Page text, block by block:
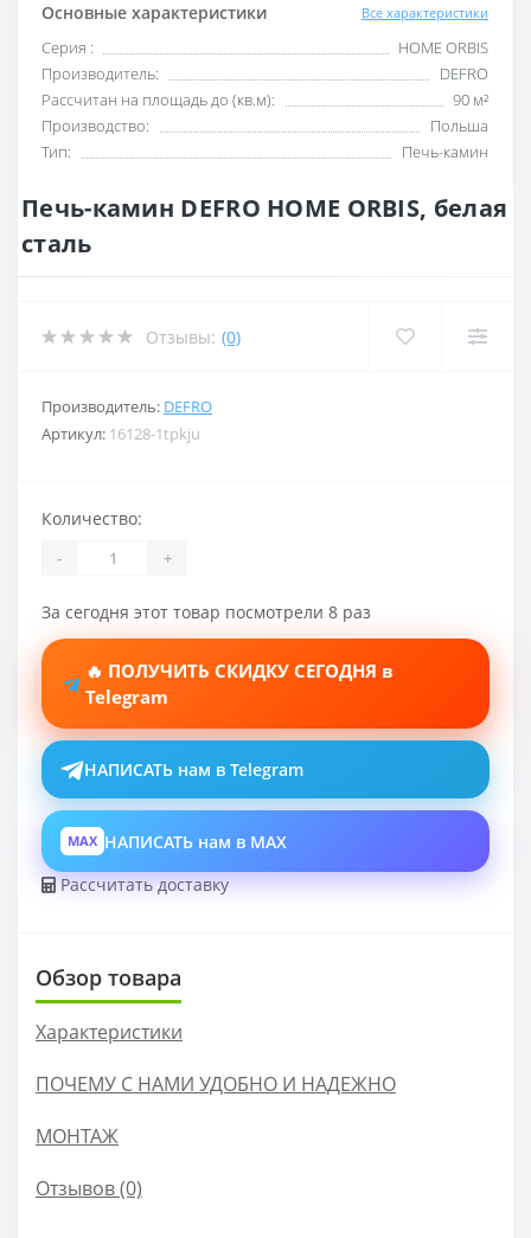
Основные характеристики Все характеристики
Серия :
HOME ORBIS
Производитель:
DEFRO
Рассчитан на площадь до (кв.м):
90 м²
Производство:
Польша
Тип:
Печь-камин
Печь-камин DEFRO HOME ORBIS, белая
сталь
Отзывы: (0)
Производитель: DEFRO
Артикул: 16128-1tpkju
Количество:
- +
За сегодня этот товар посмотрели 8 раз
🔥 ПОЛУЧИТЬ СКИДКУ СЕГОДНЯ в
Telegram
НАПИСАТЬ нам в Telegram
MAX НАПИСАТЬ нам в MAX
Рассчитать доставку
Обзор товара
Характеристики
ПОЧЕМУ С НАМИ УДОБНО И НАДЕЖНО
МОНТАЖ
Отзывов (0)